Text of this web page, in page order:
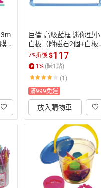
1
巨倫 高級藍框 迷你型小
白板（附磁石2個+白板
筆1支）20x30cm /個 A-1
109【APP滿額下單10%
點數(單一帳號最高1500
點)】8/31止
7%折後$117
1% (賺1點)
(1)
滿999免運
放入購物車